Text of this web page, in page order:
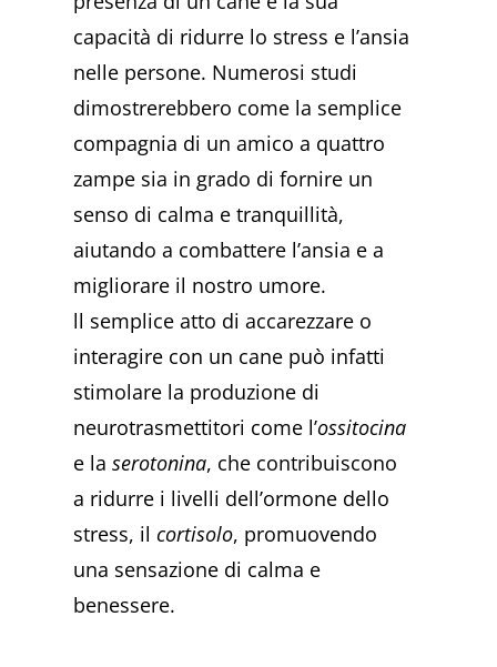
capacità di ridurre lo stress e l’ansia
nelle persone. Numerosi studi
dimostrerebbero come la semplice
compagnia di un amico a quattro
zampe sia in grado di fornire un
senso di calma e tranquillità,
aiutando a combattere l’ansia e a
migliorare il nostro umore.
ll semplice atto di accarezzare o
interagire con un cane può infatti
stimolare la produzione di
neurotrasmettitori come l’ossitocina
e laserotonina, che contribuiscono
a ridurre i livelli dell’ormone dello
stress, ilcortisolo, promuovendo
una sensazione di calma e
benessere.